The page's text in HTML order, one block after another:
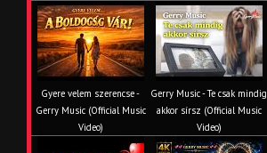
Gyere velem szerencse -
Gerry Music (Official Music
Video)
Gerry Music - Te csak mindig
akkor sírsz (Official Music
Video)